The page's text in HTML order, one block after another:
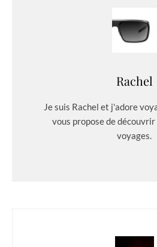
Rachel
Je suis Rachel et j'adore
vous propose de
voyages.